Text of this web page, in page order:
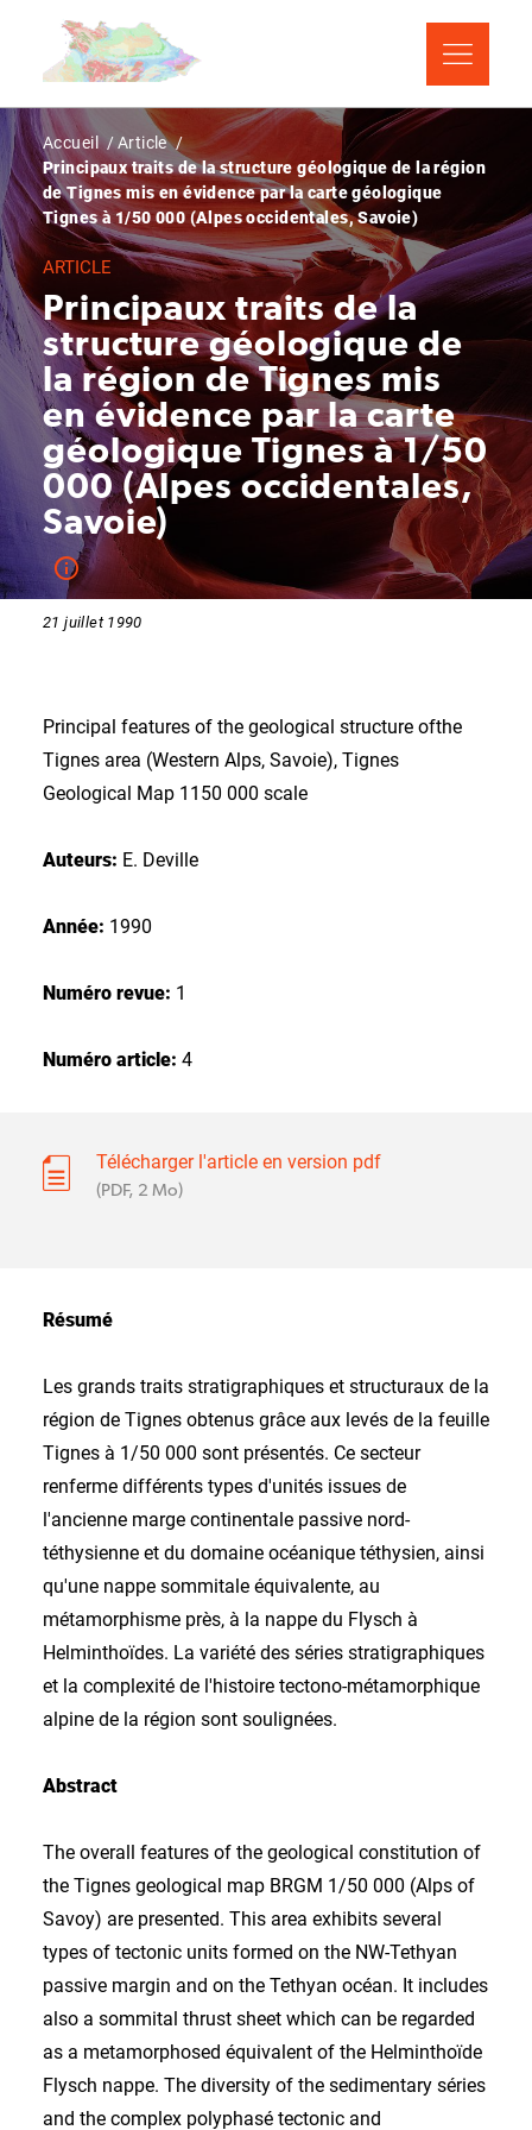
contenu
Fil
d'Ariane
Accueil
Article
Principaux traits de la structure géologique de la région
de Tignes mis en évidence par la carte géologique
Tignes à 1/50 000 (Alpes occidentales, Savoie)
ARTICLE
Principaux traits de la
structure géologique de
la région de Tignes mis
en évidence par la carte
géologique Tignes à 1/50
000 (Alpes occidentales,
Savoie)
21 juillet 1990
Principal features of the geological structure ofthe
Tignes area (Western Alps, Savoie), Tignes
Geological Map 1150 000 scale
Auteurs: E. Deville
Année: 1990
Numéro revue: 1
Numéro article: 4
Télécharger l'article en version pdf
(PDF, 2 Mo)
Résumé
Les grands traits stratigraphiques et structuraux de la
région de Tignes obtenus grâce aux levés de la feuille
Tignes à 1/50 000 sont présentés. Ce secteur
renferme différents types d'unités issues de
l'ancienne marge continentale passive nord-
téthysienne et du domaine océanique téthysien, ainsi
qu'une nappe sommitale équivalente, au
métamorphisme près, à la nappe du Flysch à
Helminthoïdes. La variété des séries stratigraphiques
et la complexité de l'histoire tectono-métamorphique
alpine de la région sont soulignées.
Abstract
The overall features of the geological constitution of
the Tignes geological map BRGM 1/50 000 (Alps of
Savoy) are presented. This area exhibits several
types of tectonic units formed on the NW-Tethyan
passive margin and on the Tethyan océan. It includes
also a sommital thrust sheet which can be regarded
as a metamorphosed équivalent of the Helminthoïde
Flysch nappe. The diversity of the sedimentary séries
and the complex polyphasé tectonic and